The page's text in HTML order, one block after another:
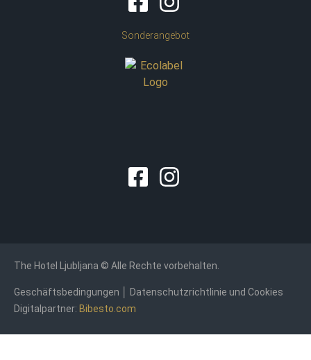
Sonderangebot
The Hotel Ljubljana © Alle Rechte vorbehalten.
Geschäftsbedingungen
Datenschutzrichtlinie und Cookies
Digitalpartner: Bibesto.com